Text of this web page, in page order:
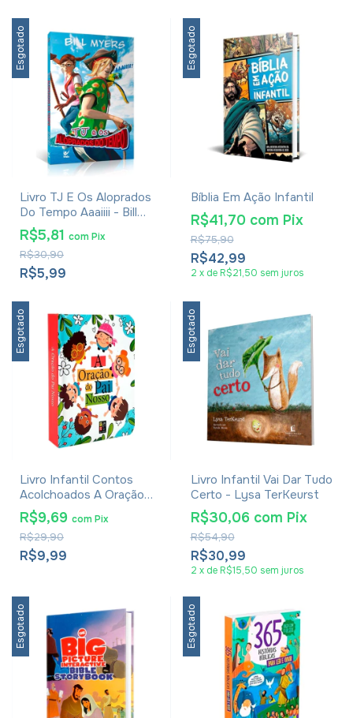
Esgotado
Livro TJ E Os Aloprados
Do Tempo Aaaiiii - Bill
Myers
R$5,99
R$30,90
R$5,81 comPix
Esgotado
Bíblia Em Ação Infantil
R$42,99
R$75,90
R$41,70 com Pix
2 x de R$21,50 sem juros
Esgotado
Livro Infantil Contos
Acolchoados A Oração
Do Pai Nosso
R$9,99
R$29,90
R$9,69 comPix
Esgotado
Livro Infantil Vai Dar Tudo
Certo - Lysa TerKeurst
R$30,99
R$54,90
R$30,06 com Pix
2 x de R$15,50 sem juros
Esgotado Esgotado